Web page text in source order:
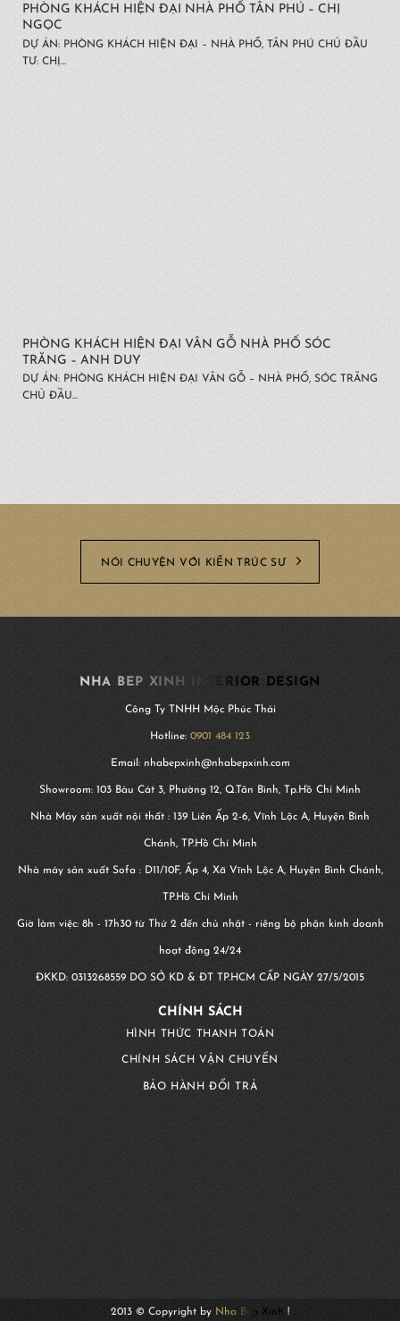
PHÒNG KHÁCH HIỆN ĐẠI NHÀ PHỐ TÂN PHÚ – CHỊ
NGỌC
DỰ ÁN: PHÒNG KHÁCH HIỆN ĐẠI – NHÀ PHỐ, TÂN PHÚ CHỦ ĐẦU
TƯ: CHỊ...
PHÒNG KHÁCH HIỆN ĐẠI VÂN GỖ NHÀ PHỐ SÓC
TRĂNG – ANH DUY
DỰ ÁN: PHÒNG KHÁCH HIỆN ĐẠI VÂN GỖ – NHÀ PHỐ, SÓC TRĂNG
CHỦ ĐẦU...
NÓI CHUYỆN VỚI KIẾN TRÚC SƯ
NHA BEP XINH INTERIOR DESIGN
Công Ty TNHH Mộc Phúc Thái
Hotline: 0901 484 123
Email: nhabepxinh@nhabepxinh.com
Showroom: 103 Bàu Cát 3, Phường 12, Q.Tân Bình, Tp.Hồ Chí Minh
Nhà Máy sản xuất nội thất : 139 Liên Ấp 2-6, Vĩnh Lộc A, Huyện Bình
Chánh, TP.Hồ Chí Minh
Nhà máy sản xuất Sofa : D11/10F, Ấp 4, Xã Vĩnh Lộc A, Huyện Bình Chánh,
TP.Hồ Chí Minh
Giờ làm việc: 8h - 17h30 từ Thứ 2 đến chủ nhật - riêng bộ phận kinh doanh
hoạt động 24/24
ĐKKD: 0313268559 DO SỞ KD & ĐT TP.HCM CẤP NGÀY 27/5/2015
CHÍNH SÁCH
HÌNH THỨC THANH TOÁN
CHÍNH SÁCH VẬN CHUYỂN
BẢO HÀNH ĐỔI TRẢ
2013 © Copyright by Nha Bep Xinh !